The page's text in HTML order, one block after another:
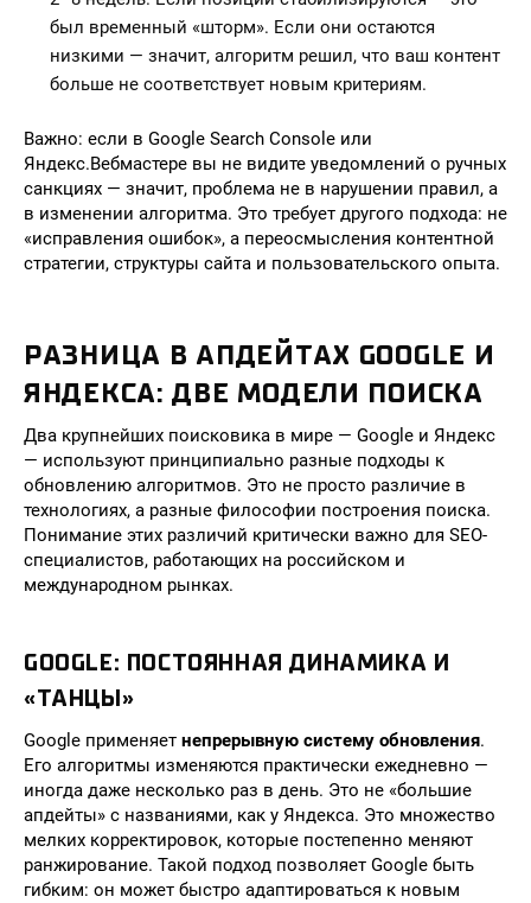
был временный «шторм». Если они остаются
низкими — значит, алгоритм решил, что ваш контент
больше не соответствует новым критериям.
Важно: если в Google Search Console или
Яндекс.Вебмастере вы не видите уведомлений о ручных
санкциях — значит, проблема не в нарушении правил, а
в изменении алгоритма. Это требует другого подхода: не
«исправления ошибок», а переосмысления контентной
стратегии, структуры сайта и пользовательского опыта.
РАЗНИЦА В АПДЕЙТАХ GOOGLE И
ЯНДЕКСА: ДВЕ МОДЕЛИ ПОИСКА
Два крупнейших поисковика в мире — Google и Яндекс
— используют принципиально разные подходы к
обновлению алгоритмов. Это не просто различие в
технологиях, а разные философии построения поиска.
Понимание этих различий критически важно для SEO-
специалистов, работающих на российском и
международном рынках.
GOOGLE: ПОСТОЯННАЯ ДИНАМИКА И
«ТАНЦЫ»
Google применяет непрерывную систему обновления.
Его алгоритмы изменяются практически ежедневно —
иногда даже несколько раз в день. Это не «большие
апдейты» с названиями, как у Яндекса. Это множество
мелких корректировок, которые постепенно меняют
ранжирование. Такой подход позволяет Google быть
гибким: он может быстро адаптироваться к новым